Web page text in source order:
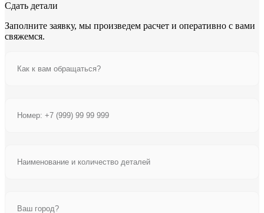
Сдать детали
Заполните заявку, мы произведем расчет и оперативно с вами
свяжемся.